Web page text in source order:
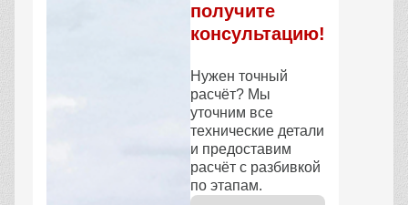
получите
консультацию!
Нужен точный
расчёт? Мы
уточним все
технические детали
и предоставим
расчёт с разбивкой
по этапам.